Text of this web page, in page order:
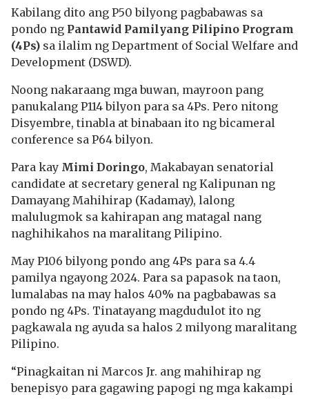
Kabilang dito ang P50 bilyong pagbabawas sa
pondo ng Pantawid Pamilyang Pilipino Program
(4Ps) sa ilalim ng Department of Social Welfare and
Development (DSWD).
Noong nakaraang mga buwan, mayroon pang
panukalang P114 bilyon para sa 4Ps. Pero nitong
Disyembre, tinabla at binabaan ito ng bicameral
conference sa P64 bilyon.
Para kay Mimi Doringo, Makabayan senatorial
candidate at secretary general ng Kalipunan ng
Damayang Mahihirap (Kadamay), lalong
malulugmok sa kahirapan ang matagal nang
naghihikahos na maralitang Pilipino.
May P106 bilyong pondo ang 4Ps para sa 4.4
pamilya ngayong 2024. Para sa papasok na taon,
lumalabas na may halos 40% na pagbabawas sa
pondo ng 4Ps. Tinatayang magdudulot ito ng
pagkawala ng ayuda sa halos 2 milyong maralitang
Pilipino.
“Pinagkaitan ni Marcos Jr. ang mahihirap ng
benepisyo para gagawing papogi ng mga kakampi